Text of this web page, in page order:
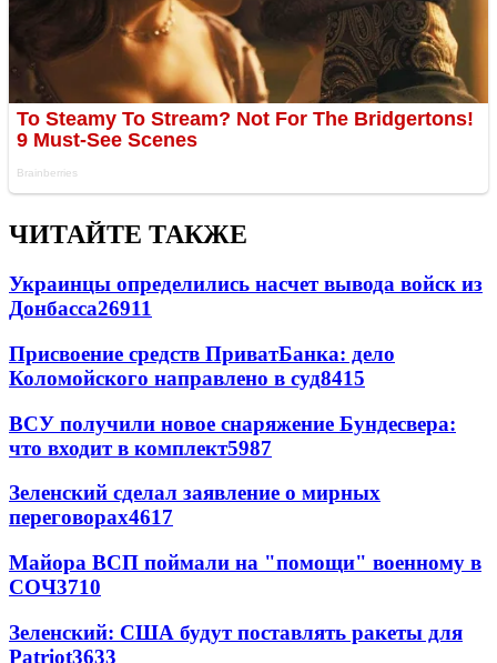
ЧИТАЙТЕ ТАКЖЕ
Украинцы определились насчет вывода войск из
Донбасса26911
Присвоение средств ПриватБанка: дело
Коломойского направлено в суд8415
ВСУ получили новое снаряжение Бундесвера:
что входит в комплект5987
Зеленский сделал заявление о мирных
переговорах4617
Майора ВСП поймали на "помощи" военному в
СОЧ3710
Зеленский: США будут поставлять ракеты для
Patriot3633